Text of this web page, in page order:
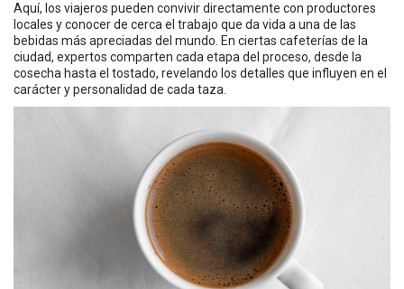
Aquí, los viajeros pueden convivir directamente con productores
locales y conocer de cerca el trabajo que da vida a una de las
bebidas más apreciadas del mundo. En ciertas cafeterías de la
ciudad, expertos comparten cada etapa del proceso, desde la
cosecha hasta el tostado, revelando los detalles que influyen en el
carácter y personalidad de cada taza.